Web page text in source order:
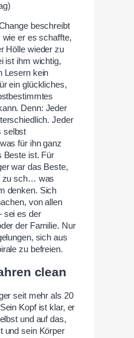
beschreibt
wie er es schaffte,
Hölle wieder zu
ist ihm wichtig,
Lesern kein
ein glückliches,
Denn: Jeder
Jeder
selbst
für ihn ganz
Beste ist. Für
war das Beste,
zu sch… was
denken. Sich
von allen
sei es der
der Familie. Nur
sich aus
zu befreien.
clean
seit mehr als 20
Kopf ist klar, er
und auf das,
und sein Körper